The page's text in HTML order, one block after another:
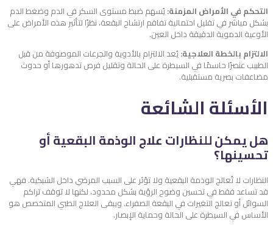
التحكم في الأمراض المزمنة:يُسهم ضبط مستوى السكر في الدم وضغط الدم
بشكل مباشر في تقليل احتمالية تفاقم ارتشاح البقعة، نظرًا لتأثير هذه الأمراض على
الأوعية الدموية الدقيقة داخل العين.
الالتزام بالخطة العلاجية:يُعد الالتزام بالأدوية والجرعات الموصوفة من قبل
الطبيب عنصرًا حاسمًا في السيطرة على الحالة وتقليل فرص تدهورها أو حدوث
مضاعفات بصرية مستقبلية.
الأسئلة الشائعة
هل يمكن للنظارات علاج الوذمة البقعية أو
تحسينها؟
النظارات لا تُعالج الوذمة البقعية ولا تؤثر على السبب المرضي داخل الشبكية. فهي
قد تساعد فقط في تحسين وضوح الرؤية بشكل محدود، لكنها لا توقف تراكم
السوائل أو تعالج التغيرات في البقعة الصفراء. ويبقى العلاج الطبي المتخصص هو
الأساس في السيطرة على الحالة وحماية الإبصار.